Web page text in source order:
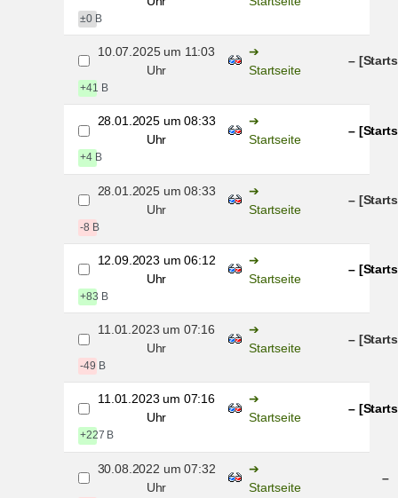
±0 B
10.07.2025 um 11:03
Uhr
Startseite
–
+41 B
28.01.2025 um 08:33
Uhr
Startseite
–
+4 B
28.01.2025 um 08:33
Uhr
Startseite
–
-8 B
12.09.2023 um 06:12
Uhr
Startseite
–
+83 B
11.01.2023 um 07:16
Uhr
Startseite
–
-49 B
11.01.2023 um 07:16
Uhr
Startseite
–
+227 B
30.08.2022 um 07:32
Uhr
Startseite
–